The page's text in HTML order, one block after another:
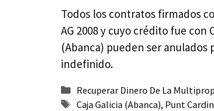
Todos los contratos firmados
AG 2008 y cuyo crédito fue con
(Abanca) pueden ser anulados
indefinido.
Categorías
Recuperar Dinero De La
Etiquetas
Caja Galicia (Abanca), Punt